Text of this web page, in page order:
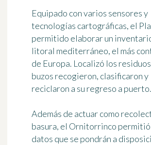
Equipado con varios sensores y
tecnologías cartográficas, el
permitido elaborar un
litoral mediterráneo, el más
de Europa. Localizó los
buzos recogieron, clasificaron y
reciclaron a su regreso a
Además de actuar como
basura, el Ornitorrinco permitió
datos que se pondrán a